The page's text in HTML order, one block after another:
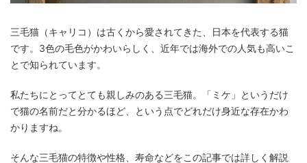
三毛猫（キャリコ）は古くから愛されてきた、日本を代表する猫
です。3色の毛色がかわいらしく、近年では海外での人気も高いこ
とで知られています。
私たちにとってとても親しみのある三毛猫。「ミケ」というだけ
で猫の名前だと分かるほど、という点でどれだけ身近な存在かわ
かりますね。
そんな三毛猫の特徴や性格、寿命などをこの記事では詳しく解説